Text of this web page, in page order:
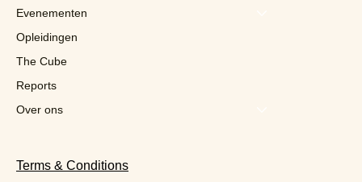
Belgische restaurateurs kunnen leren
van de Amerikanen
Evenementen
Opleidingen
The Cube
Reports
Over ons
Terms & Conditions